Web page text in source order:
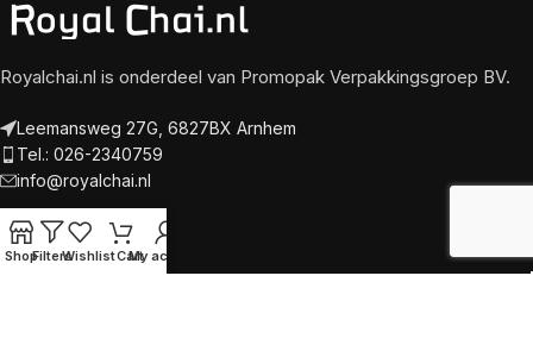
Royalchai.nl is onderdeel van Promopak Verpakkingsgroep BV.
Leemansweg 27G, 6827BX Arnhem
Tel.: 026-2340759
info@royalchai.nl
Levering
ShopFiltersWishlistCartMy account